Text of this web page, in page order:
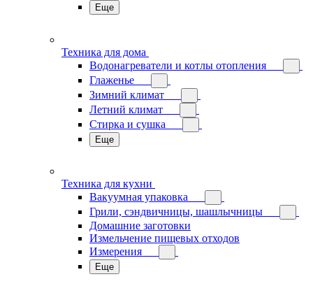
Еще
Техника для дома
Водонагреватели и котлы отопления
Глаженье
Зимний климат
Летний климат
Стирка и сушка
Еще
Техника для кухни
Вакуумная упаковка
Грили, сэндвичницы, шашлычницы
Домашние заготовки
Измельчение пищевых отходов
Измерения
Еще